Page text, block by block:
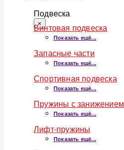
Подвеска
×
Винтовая подвеска
Показать ещё...
Запасные части
Показать ещё...
Спортивная подвеска
Показать ещё...
Пружины с занижением
Показать ещё...
Лифт-пружины
Показать ещё...